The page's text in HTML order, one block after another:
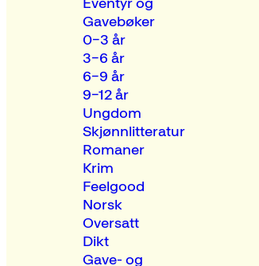
Gavebøker
0–3 år
3–6 år
6–9 år
9–12 år
Ungdom
Skjønnlitteratur
Romaner
Krim
Feelgood
Norsk
Oversatt
Dikt
Gave- og